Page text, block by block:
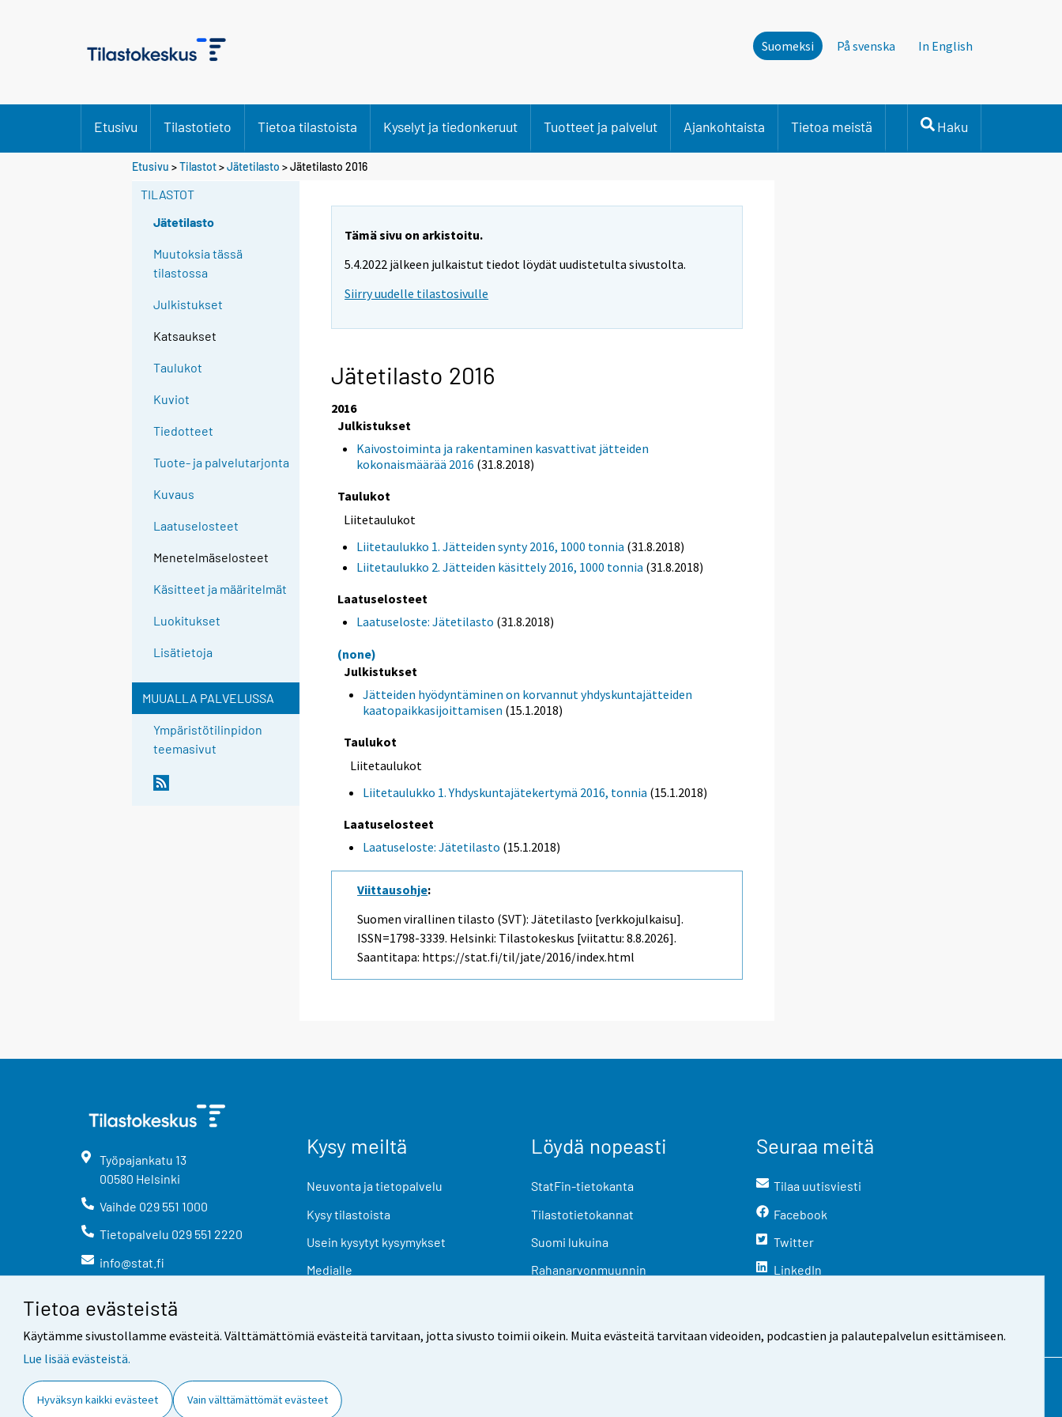
Tietoa evästeistä
Käytämme sivustollamme evästeitä. Välttämättömiä evästeitä tarvitaan, jotta sivusto toimii oikein. Muita evästeitä tarvitaan videoiden, podcastien ja palautepalvelun esittämiseen.
Lue lisää evästeistä.
Hyväksyn kaikki evästeet Vain välttämättömät evästeet
Suomeksi På svenska In English
Etusivu Tilastotieto Tietoa tilastoista Kyselyt ja tiedonkeruut Tuotteet ja palvelut Ajankohtaista Tietoa meistä Haku
Etusivu >Tilastot>Jätetilasto > Jätetilasto 2016
TILASTOT
Jätetilasto
Muutoksia tässä
tilastossa
Julkistukset
Katsaukset
Taulukot
Kuviot
Tiedotteet
Tuote- ja palvelutarjonta
Kuvaus
Laatuselosteet
Menetelmäselosteet
Käsitteet ja määritelmät
Luokitukset
Lisätietoja
MUUALLA PALVELUSSA
Ympäristötilinpidon
teemasivut
Tämä sivu on arkistoitu.
5.4.2022 jälkeen julkaistut tiedot löydät uudistetulta sivustolta.
Siirry uudelle tilastosivulle
Jätetilasto 2016
2016
Julkistukset
Kaivostoiminta ja rakentaminen kasvattivat jätteiden
kokonaismäärää 2016 (31.8.2018)
Taulukot
Liitetaulukot
Liitetaulukko 1. Jätteiden synty 2016, 1000 tonnia (31.8.2018)
Liitetaulukko 2. Jätteiden käsittely 2016, 1000 tonnia (31.8.2018)
Laatuselosteet
Laatuseloste: Jätetilasto (31.8.2018)
(none)
Julkistukset
Jätteiden hyödyntäminen on korvannut yhdyskuntajätteiden
kaatopaikkasijoittamisen (15.1.2018)
Taulukot
Liitetaulukot
Liitetaulukko 1. Yhdyskuntajätekertymä 2016, tonnia (15.1.2018)
Laatuselosteet
Laatuseloste: Jätetilasto (15.1.2018)
Viittausohje:
Suomen virallinen tilasto (SVT): Jätetilasto [verkkojulkaisu].
ISSN=1798-3339. Helsinki: Tilastokeskus [viitattu: 8.8.2026].
Saantitapa: https://stat.fi/til/jate/2016/index.html
Työpajankatu 13
00580 Helsinki
Vaihde 029 551 1000
Tietopalvelu 029 551 2220
info@stat.fi
Kysy meiltä
Neuvonta ja tietopalvelu
Kysy tilastoista
Usein kysytyt kysymykset
Medialle
Löydä nopeasti
StatFin-tietokanta
Tilastotietokannat
Suomi lukuina
Rahanarvonmuunnin
Seuraa meitä
Tilaa uutisviesti
Facebook
Twitter
LinkedIn
Yhteystiedot Palaute